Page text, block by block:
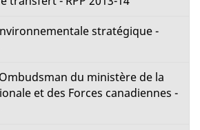
stratégique -
du ministère de la
et des Forces canadiennes -